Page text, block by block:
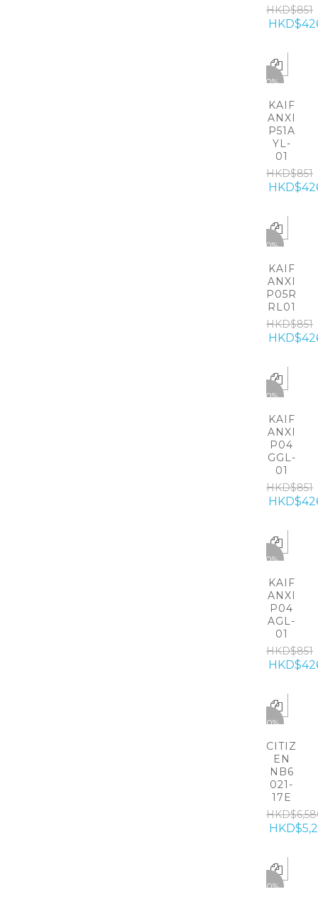
HKD$851
-50%
KAIF
ANXI
P51A
YL-
01
HKD$851
-50%
KAIF
ANXI
P05R
RL01
HKD$851
-50%
KAIF
ANXI
P04
GGL-
01
HKD$851
-50%
KAIF
ANXI
P04
AGL-
01
HKD$851
-20%
CITIZ
EN
NB6
021-
17E
-20%